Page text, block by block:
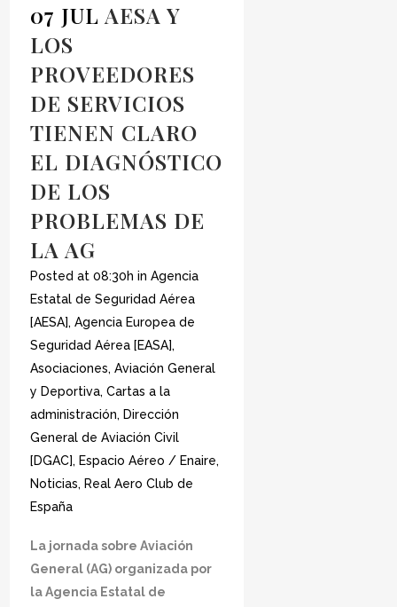
07 JUL AESA Y
LOS
PROVEEDORES
DE SERVICIOS
TIENEN CLARO
EL DIAGNÓSTICO
DE LOS
PROBLEMAS DE
LA AG
Posted at 08:30h inAgencia
Estatal de Seguridad Aérea
[AESA],Agencia Europea de
Seguridad Aérea [EASA],
Asociaciones,Aviación General
y Deportiva,Cartas a la
administración, Dirección
General de Aviación Civil
[DGAC], Espacio Aéreo / Enaire,
Noticias, Real Aero Club de
España
La jornada sobre Aviación
General (AG) organizada por
la Agencia Estatal de